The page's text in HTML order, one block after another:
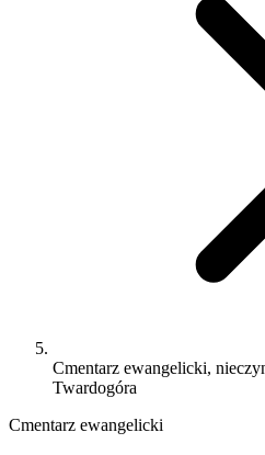
Cmentarz ewangelicki,
Twardogóra
Cmentarz ewangelicki